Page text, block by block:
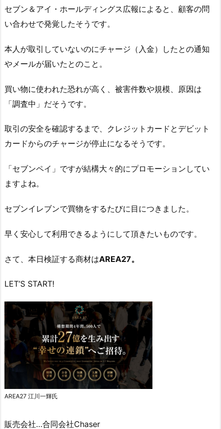
セブン＆アイ・ホールディングス広報によると、顧客の問
い合わせで発覚したそうです。
本人が取引していないのにチャージ（入金）したとの通知
やメールが届いたとのこと。
買い物に使われた恐れが高く、被害件数や規模、原因は
「調査中」だそうです。
取引の安全を確認するまで、クレジットカードとデビット
カードからのチャージが停止になるそうです。
「セブンペイ」ですが結構大々的にプロモーションしてい
ますよね。
セブンイレブンで買物をするたびに目につきました。
早く安心して利用できるようにして頂きたいものです。
さて、本日検証する商材はAREA27。
LET’S START!
AREA27 江川一輝氏
販売会社…合同会社Chaser